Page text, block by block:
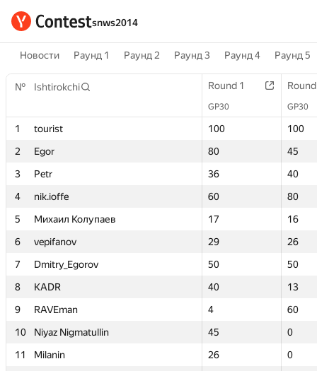
snws2014
Новости Раунд 1 Раунд 2 Раунд 3 Раунд 4 Раунд 5
№ Ishtirokchi Round 1
GP30 GP30
1 tourist 100
100
2
Egor 80
45
3
Petr 36
40
4
nik.ioffe 60
80
5
Михаил Колупаев 17
16
6
vepifanov 29
26
7
Dmitry_Egorov 50
50
8
KADR 40
13
9
RAVEman 4
60
10
Niyaz Nigmatullin 45
0
11
Milanin 26
0
№ Ishtirokchi Round 1
GP30 GP30
1 tourist 100
100
2
Egor 80
45
3
Petr 36
40
4
nik.ioffe 60
80
5
Михаил Колупаев 17
16
6
vepifanov 29
26
7
Dmitry_Egorov 50
50
8
KADR 40
13
9
RAVEman 4
60
10
Niyaz Nigmatullin 45
0
11
Milanin 26
0